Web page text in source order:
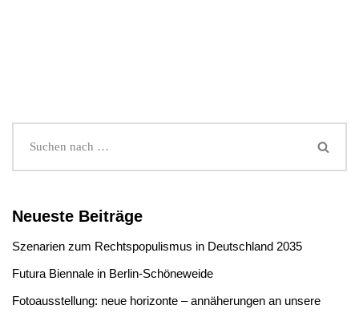
Neueste Beiträge
Szenarien zum Rechtspopulismus in Deutschland 2035
Futura Biennale in Berlin-Schöneweide
Fotoausstellung: neue horizonte – annäherungen an unsere